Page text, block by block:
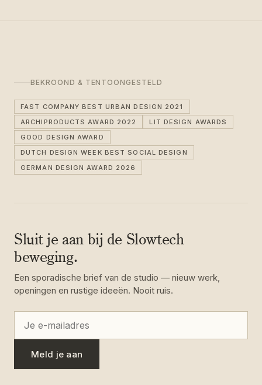
BEKROOND & TENTOONGESTELD
FAST COMPANY BEST URBAN DESIGN 2021
ARCHIPRODUCTS AWARD 2022
LIT DESIGN AWARDS
GOOD DESIGN AWARD
DUTCH DESIGN WEEK BEST SOCIAL DESIGN
GERMAN DESIGN AWARD 2026
Sluit je aan bij de Slowtech
beweging.
Een sporadische brief van de studio — nieuw werk,
openingen en rustige ideeën. Nooit ruis.
Meld je aan